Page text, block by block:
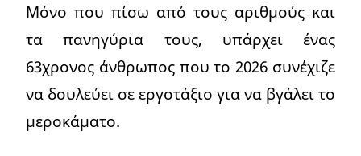
Μόνο που πίσω από τους αριθμούς και
τα πανηγύρια τους, υπάρχει ένας
63χρονος άνθρωπος που το 2026 συνέχιζε
να δουλεύει σε εργοτάξιο για να βγάλει το
μεροκάματο.